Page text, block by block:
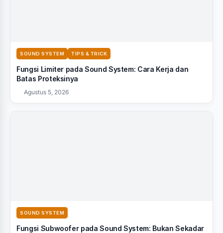
SOUND SYSTEM TIPS & TRICK
Fungsi Limiter pada Sound System: Cara Kerja dan
Batas Proteksinya
Agustus 5, 2026
SOUND SYSTEM
Fungsi Subwoofer pada Sound System: Bukan Sekadar